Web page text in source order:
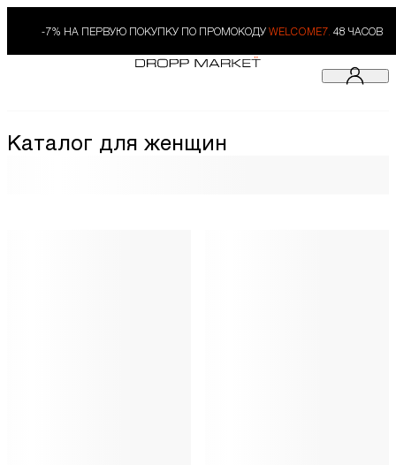
-7% НА ПЕРВУЮ ПОКУПКУ ПО ПРОМОКОДУ WELCOME7. 48 ЧАСОВ
Каталог для женщин